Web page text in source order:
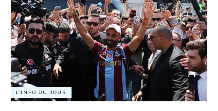
L'INFO DU JOUR